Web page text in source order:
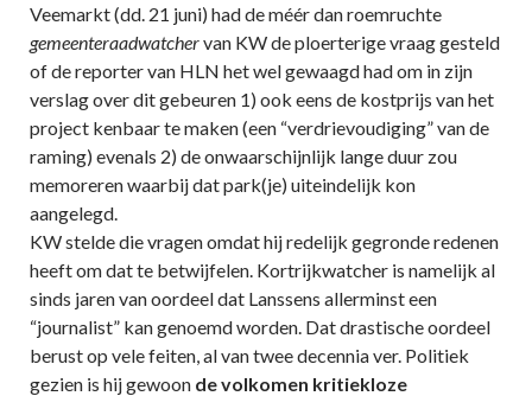
Veemarkt (dd. 21 juni) had de méér dan roemruchte
gemeenteraadwatchervan KW de ploerterige vraag gesteld
of de reporter van HLN het wel gewaagd had om in zijn
verslag over dit gebeuren 1) ook eens de kostprijs van het
project kenbaar te maken (een “verdrievoudiging” van de
raming) evenals 2) de onwaarschijnlijk lange duur zou
memoreren waarbij dat park(je) uiteindelijk kon
aangelegd.
KW stelde die vragen omdat hij redelijk gegronde redenen
heeft om dat te betwijfelen. Kortrijkwatcher is namelijk al
sinds jaren van oordeel dat Lanssens allerminst een
“journalist” kan genoemd worden. Dat drastische oordeel
berust op vele feiten, al van twee decennia ver. Politiek
gezien is hij gewoon de volkomen kritiekloze